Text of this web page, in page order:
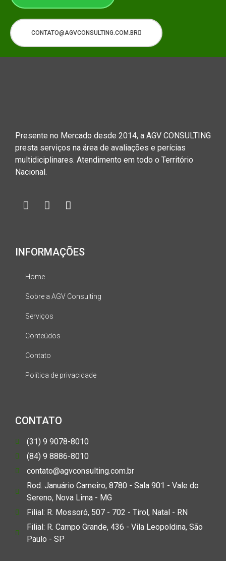
CONTATO@AGVCONSULTING.COM.BR
Presente no Mercado desde 2014, a AGV CONSULTING
presta serviços na área de avaliações e perícias
multidiciplinares. Atendimento em todo o Território
Nacional.
INFORMAÇÕES
Home
Sobre a AGV Consulting
Serviços
Conteúdos
Contato
Política de privacidade
CONTATO
(31) 9 9078-8010
(84) 9 8886-8010
contato@agvconsulting.com.br
Rod. Januário Carneiro, 8780 - Sala 901 - Vale do
Sereno, Nova Lima - MG
Filial: R. Mossoró, 507 - 702 - Tirol, Natal - RN
Filial: R. Campo Grande, 436 - Vila Leopoldina, São
Paulo - SP